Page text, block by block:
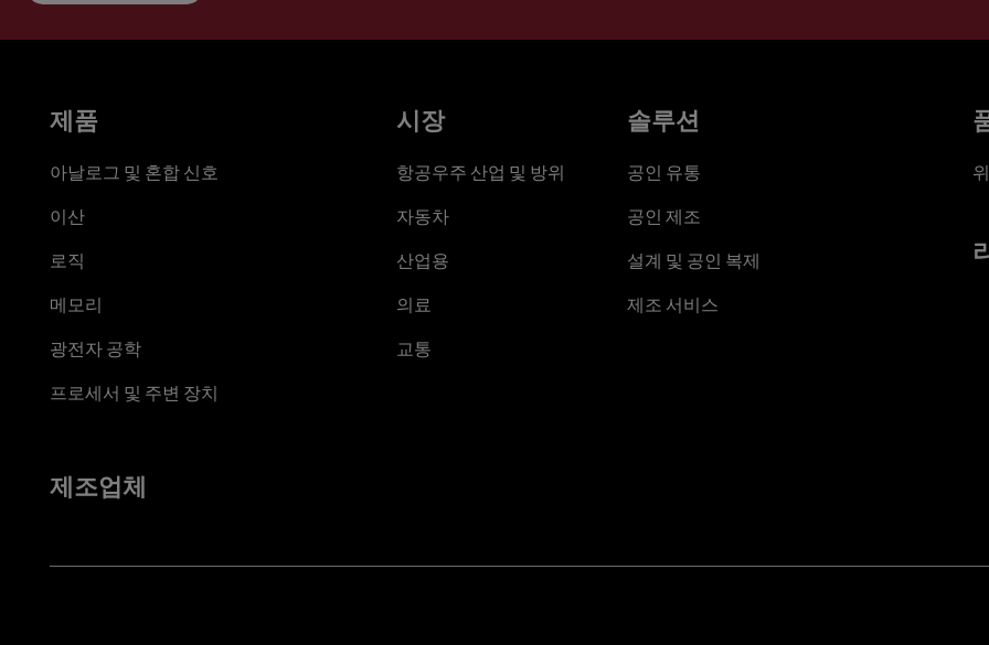
제품
아날로그 및 혼합 신호
이산
로직
메모리
광전자 공학
프로세서 및 주변 장치
시장
항공우주 산업 및 방위
자동차
산업용
의료
교통
솔루션
공인 유통
공인 제조
설계 및 공인 복제
제조 서비스
제조업체